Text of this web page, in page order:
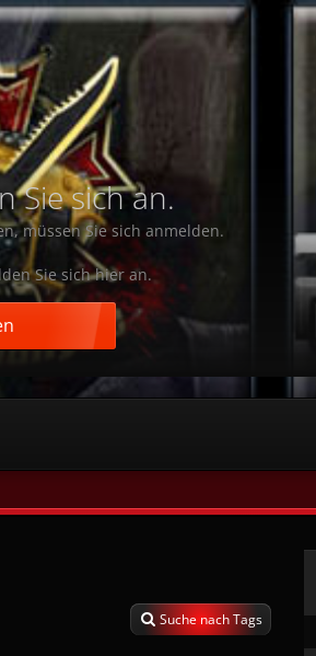
Sie sich an.
müssen Sie sich anmelden.
Sie sich hier an.
Suche nach Tags